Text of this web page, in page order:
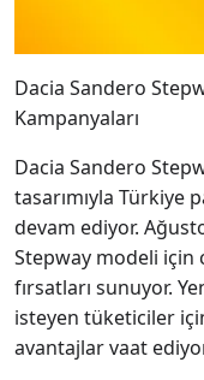
Dacia Sandero
Kampanyaları
Dacia Sandero
tasarımıyla Türkiye
devam ediyor.
Stepway modeli için
fırsatları sunuyor.
isteyen tüketiciler
avantajlar vaat